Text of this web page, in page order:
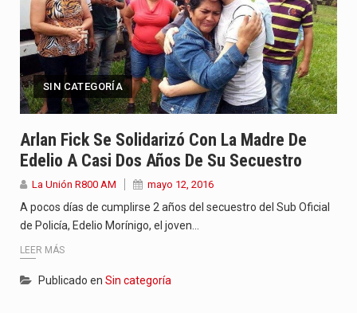
SIN CATEGORÍA
Arlan Fick Se Solidarizó Con La Madre De
Edelio A Casi Dos Años De Su Secuestro
La Unión R800 AM mayo 12, 2016
A pocos días de cumplirse 2 años del secuestro del Sub Oficial
de Policía, Edelio Morínigo, el joven…
LEER MÁS
Publicado en Sin categoría